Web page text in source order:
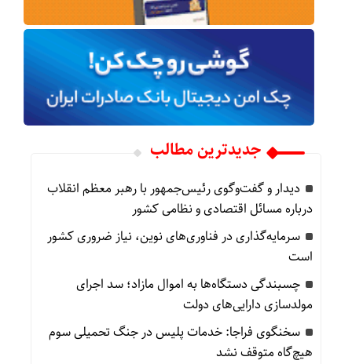
جدیدترین مطالب
دیدار و گفت‌وگوی رئیس‌جمهور با رهبر معظم انقلاب
درباره مسائل اقتصادی و نظامی کشور
سرمایه‌گذاری در فناوری‌های نوین، نیاز ضروری کشور
است
چسبندگی دستگاه‌ها به اموال مازاد؛ سد اجرای
مولدسازی دارایی‌های دولت
سخنگوی فراجا: خدمات پلیس در جنگ تحمیلی سوم
هیچ‌گاه متوقف نشد